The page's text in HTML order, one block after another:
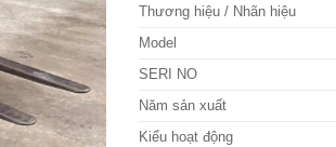
Thương hiệu / Nhãn hiệu
Model
SERI NO
Năm sản xuất
Kiểu hoạt động